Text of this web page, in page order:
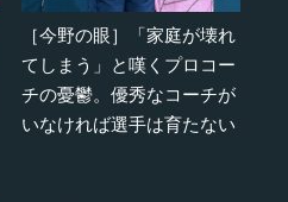
［今野の眼］「家庭が壊れ
てしまう」と嘆くプロコー
チの憂鬱。優秀なコーチが
いなければ選手は育たない